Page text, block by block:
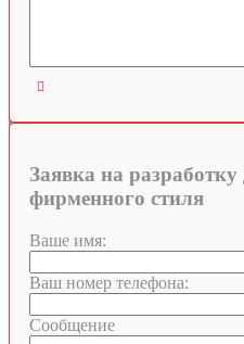

Заявка на
фирменного стиля
Ваше имя:
Ваш номер телефона:
Сообщение